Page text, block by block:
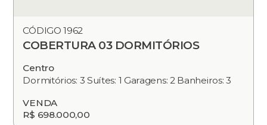
CÓDIGO 1962
COBERTURA 03 DORMITÓRIOS
Centro
Dormitórios: 3 Suítes: 1 Garagens: 2 Banheiros: 3
VENDA
R$ 698.000,00